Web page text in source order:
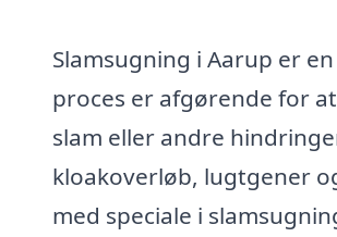
Slamsugning i Aarup er
proces er afgørende for
slam eller andre
kloakoverløb, lugtgener
med speciale i